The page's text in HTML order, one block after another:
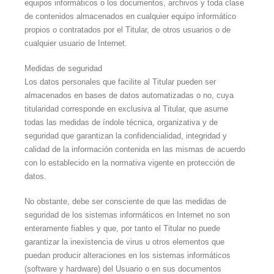
equipos informáticos o los documentos, archivos y toda clase
de contenidos almacenados en cualquier equipo informático
propios o contratados por el Titular, de otros usuarios o de
cualquier usuario de Internet.
Medidas de seguridad
Los datos personales que facilite al Titular pueden ser
almacenados en bases de datos automatizadas o no, cuya
titularidad corresponde en exclusiva al Titular, que asume
todas las medidas de índole técnica, organizativa y de
seguridad que garantizan la confidencialidad, integridad y
calidad de la información contenida en las mismas de acuerdo
con lo establecido en la normativa vigente en protección de
datos.
No obstante, debe ser consciente de que las medidas de
seguridad de los sistemas informáticos en Internet no son
enteramente fiables y que, por tanto el Titular no puede
garantizar la inexistencia de virus u otros elementos que
puedan producir alteraciones en los sistemas informáticos
(software y hardware) del Usuario o en sus documentos